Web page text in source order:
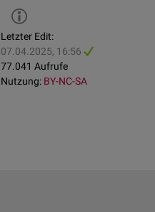
Letzter Edit:
07.04.2025, 16:56
77.041 Aufrufe
Nutzung: BY-NC-SA